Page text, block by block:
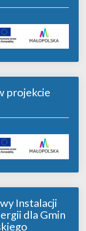
projekcie
Instalacji
dla Gmin